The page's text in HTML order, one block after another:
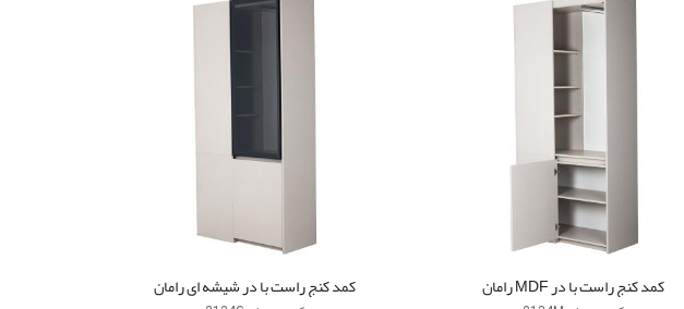
کمد کنج راست با در شیشه ای رامان کمد کنج راست با در MDF رامان